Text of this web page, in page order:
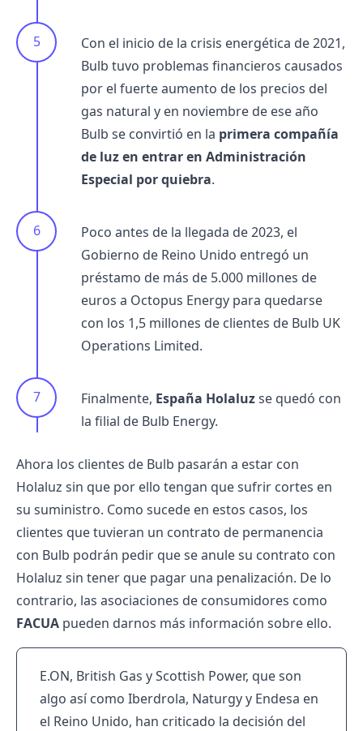
Con el inicio de la crisis energética de 2021,
Bulb tuvo problemas financieros causados
por el fuerte aumento de los precios del
gas natural y en noviembre de ese año
Bulb se convirtió en la primera compañía
de luz en entrar en Administración
Especial por quiebra.
Poco antes de la llegada de 2023, el
Gobierno de Reino Unido entregó un
préstamo de más de 5.000 millones de
euros a Octopus Energy para quedarse
con los 1,5 millones de clientes de Bulb UK
Operations Limited.
Finalmente, España Holaluzse quedó con
la filial de Bulb Energy.
Ahora los clientes de Bulb pasarán a estar con
Holaluz sin que por ello tengan que sufrir cortes en
su suministro. Como sucede en estos casos, los
clientes que tuvieran un contrato de permanencia
con Bulb podrán pedir que se anule su contrato con
Holaluz sin tener que pagar una penalización. De lo
contrario, las asociaciones de consumidores como
FACUA pueden darnos más información sobre ello.
E.ON, British Gas y Scottish Power, que son
algo así como Iberdrola, Naturgyy Endesa en
el Reino Unido, han criticado la decisión del